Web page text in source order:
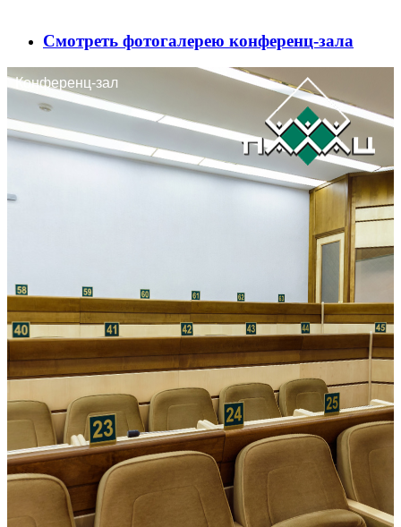
Смотреть фотогалерею конференц-зала